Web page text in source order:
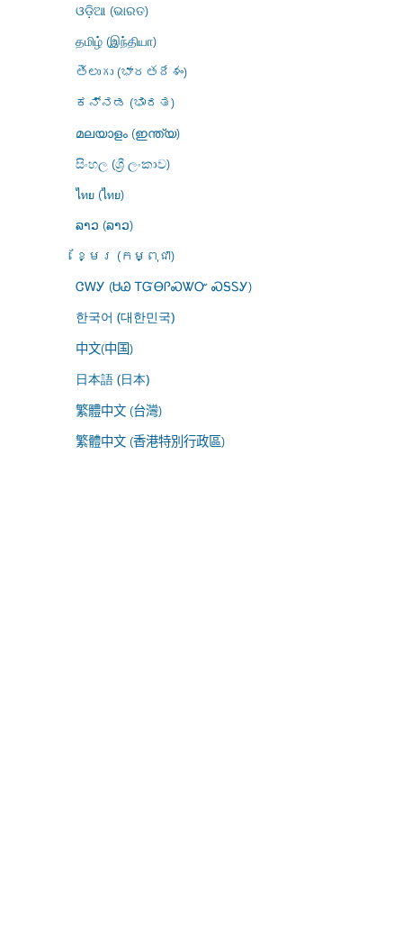
ଓଡ଼ିଆ (ଭାରତ)
தமிழ் (இந்தியா)
తెలుగు (భారతదేశం)
ಕನ್ನಡ (ಭಾರತ)
മലയാളം (ഇന്ത്യ)
සිංහල (ශ්‍රී ලංකාව)
ไทย (ไทย)
ລາວ (ລາວ)
ខ្មែរ (កម្ពុជា)
ᏣᎳᎩ (ᏌᏊ ᎢᏳᎾᎵᏍᏔᏅ ᏍᎦᏚᎩ)
한국어 (대한민국)
中文(中国)
日本語 (日本)
繁體中文 (台灣)
繁體中文 (香港特別行政區)